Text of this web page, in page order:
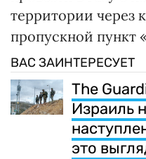
территории через
пропускной пункт
ВАС ЗАИНТЕРЕСУЕТ
The
Израиль
это